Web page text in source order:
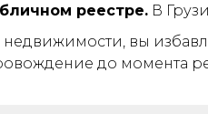
реестре. В
недвижимости, вы
до момента